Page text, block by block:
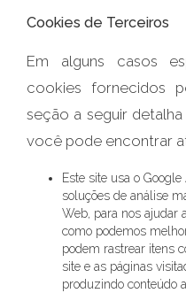
Cookies de Terceiros
Em alguns casos
cookies fornecidos
seção a seguir
você pode encontrar
Este site usa o
soluções de análise
Web, para nos ajudar
como podemos
podem rastrear itens
site e as páginas
produzindo conteúdo